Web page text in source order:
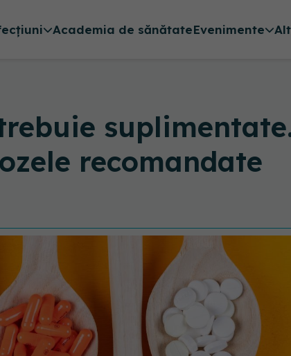
Academia de sănătateEvenimente
recomandate